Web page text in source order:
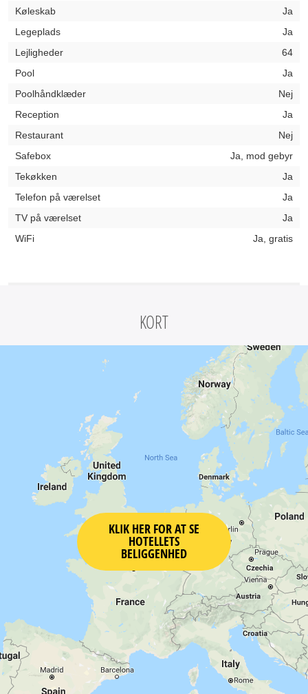
Køleskab
Ja
Legeplads
Ja
Lejligheder
64
Pool
Ja
Poolhåndklæder
Nej
Reception
Ja
Restaurant
Nej
Safebox
Ja, mod gebyr
Tekøkken
Ja
Telefon på værelset
Ja
TV på værelset
Ja
WiFi
Ja, gratis
KORT
KLIK HER FOR AT SE
HOTELLETS
BELIGGENHED